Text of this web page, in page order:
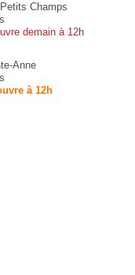
Champs
demain à 12h
Anne
à 12h